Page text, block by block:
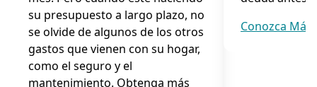
su presupuesto a largo plazo, no
se olvide de algunos de los otros
gastos que vienen con su hogar,
como el seguro y el
mantenimiento. Obtenga más
Conozca Más